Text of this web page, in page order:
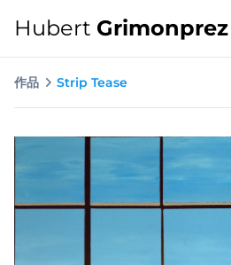
Hubert Grimonprez
作品 Strip Tease